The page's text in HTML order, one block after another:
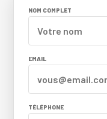
NOM COMPLET
EMAIL
TÉLÉPHONE